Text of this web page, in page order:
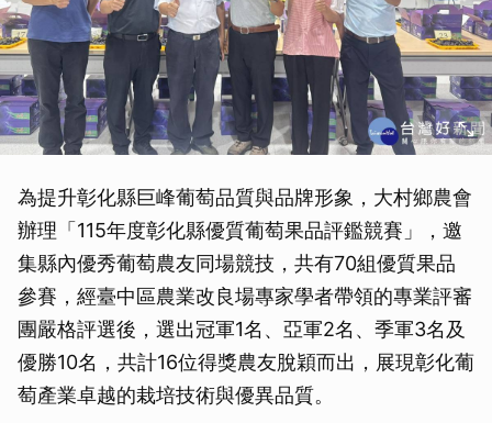
為提升彰化縣巨峰葡萄品質與品牌形象，大村鄉農會
辦理「115年度彰化縣優質葡萄果品評鑑競賽」，邀
集縣內優秀葡萄農友同場競技，共有70組優質果品
參賽，經臺中區農業改良場專家學者帶領的專業評審
團嚴格評選後，選出冠軍1名、亞軍2名、季軍3名及
優勝10名，共計16位得獎農友脫穎而出，展現彰化葡
萄產業卓越的栽培技術與優異品質。